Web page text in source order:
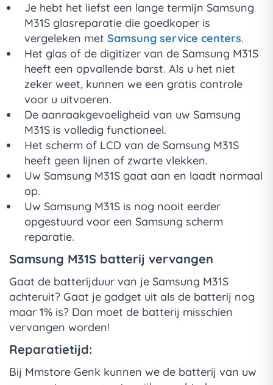
Je hebt het liefst een lange termijn Samsung
M31S glasreparatie die goedkoper is
vergeleken met Samsung service centers.
Het glas of de digitizer van de Samsung M31S
heeft een opvallende barst. Als u het niet
zeker weet, kunnen we een gratis controle
voor u uitvoeren.
De aanraakgevoeligheid van uw Samsung
M31S is volledig functioneel.
Het scherm of LCD van de Samsung M31S
heeft geen lijnen of zwarte vlekken.
Uw Samsung M31S gaat aan en laadt normaal
op.
Uw Samsung M31S is nog nooit eerder
opgestuurd voor een Samsung scherm
reparatie.
Samsung M31S batterij vervangen
Gaat de batterijduur van je Samsung M31S
achteruit? Gaat je gadget uit als de batterij nog
maar 1% is? Dan moet de batterij misschien
vervangen worden!
Reparatietijd:
Bij Mmstore Genk kunnen we de batterij van uw